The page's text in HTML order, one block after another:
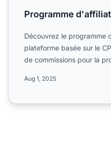
Programme
Découvrez le programme
plateforme basée sur le
de commissions pour la
Aug 1, 2025